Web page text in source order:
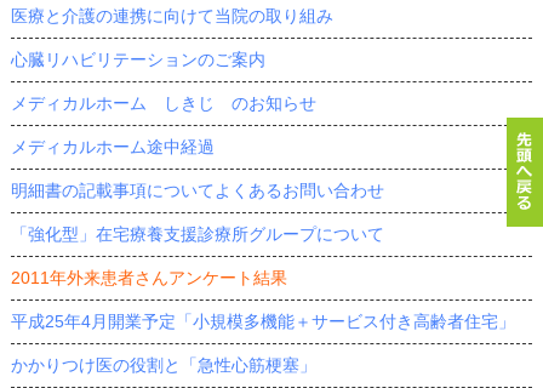
医療と介護の連携に向けて当院の取り組み
心臓リハビリテーションのご案内
メディカルホーム しきじ のお知らせ
メディカルホーム途中経過
明細書の記載事項についてよくあるお問い合わせ
「強化型」在宅療養支援診療所グループについて
2011年外来患者さんアンケート結果
平成25年4月開業予定「小規模多機能＋サービス付き高齢者住宅」
かかりつけ医の役割と「急性心筋梗塞」